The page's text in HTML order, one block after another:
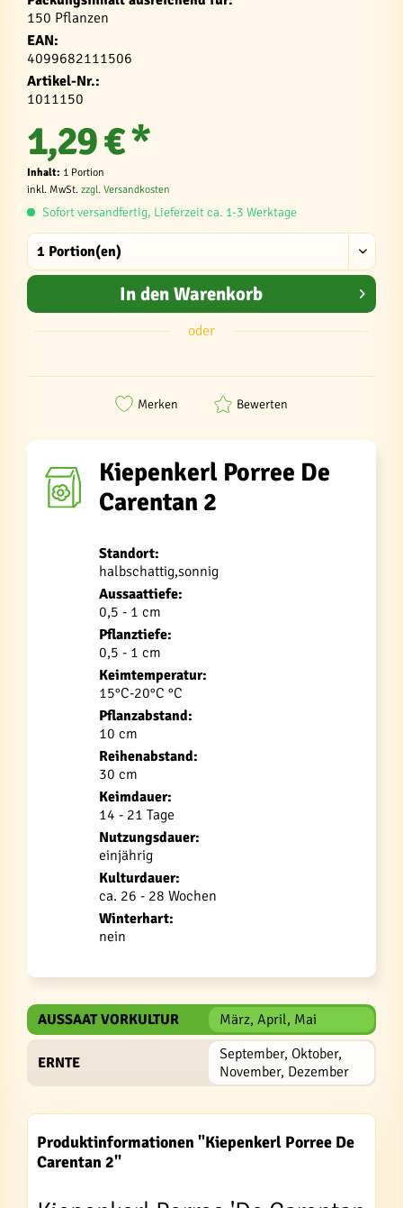
150 Pflanzen
EAN:
4099682111506
Artikel-Nr.:
1011150
1,29 € *
Inhalt: 1 Portion
inkl. MwSt. zzgl. Versandkosten
Sofort versandfertig, Lieferzeit ca. 1-3 Werktage
In den Warenkorb
oder
Merken Bewerten
Kiepenkerl Porree De
Carentan 2
Standort:
halbschattig,sonnig
Aussaattiefe:
0,5 - 1 cm
Pflanztiefe:
0,5 - 1 cm
Keimtemperatur:
15°C-20°C °C
Pflanzabstand:
10 cm
Reihenabstand:
30 cm
Keimdauer:
14 - 21 Tage
Nutzungsdauer:
einjährig
Kulturdauer:
ca. 26 - 28 Wochen
Winterhart:
nein
AUSSAAT VORKULTUR März, April, Mai
ERNTE
September, Oktober,
November, Dezember
Produktinformationen "Kiepenkerl Porree De
Carentan 2"